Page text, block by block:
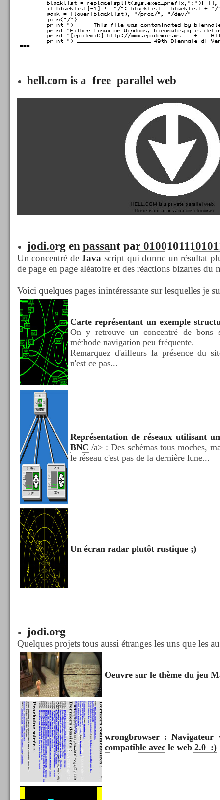
hell.com is a free parallel web
jodi.org en passant par
Un concentré deJava script qui donne un résultat
de page en page aléatoire et des réactions bizarres du
Voici quelques pages inintéressante sur lesquelles je
Carte représentant un exemple
On y retrouve un concentré de bons
méthode navigation peu fréquente.
Remarquez d'ailleurs la présence du
n'est ce pas...
Représentation de réseaux utilisant
BNC /a> : Des schémas tous moches,
le réseau c'est pas de la dernière lune...
Un écran radar plutôt rustique ;)
jodi.org
Quelques projets tous aussi étranges les uns que les
Oeuvre sur le thème du jeu
wrongbrowser :
compatible avec le web 2.0 :)